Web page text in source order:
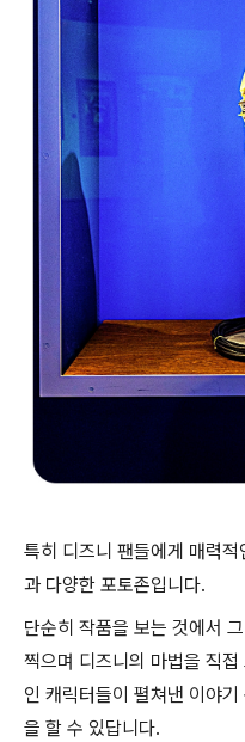
특히 디즈니 팬들에게 매력
과 다양한 포토존입니다.
단순히 작품을 보는 것에서
찍으며 디즈니의 마법을 직
인 캐릭터들이 펼쳐낸 이야
을 할 수 있답니다.